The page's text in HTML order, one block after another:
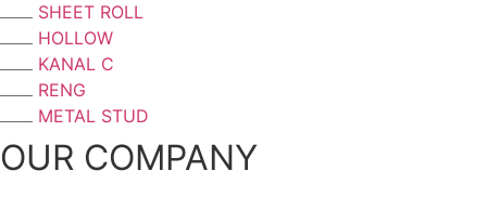
SHEET ROLL
HOLLOW
KANAL C
RENG
METAL STUD
OUR COMPANY